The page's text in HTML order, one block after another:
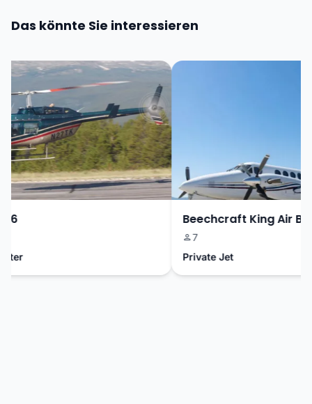
Das könnte Sie interessieren
Beechcraft King Air
7
Private Jet